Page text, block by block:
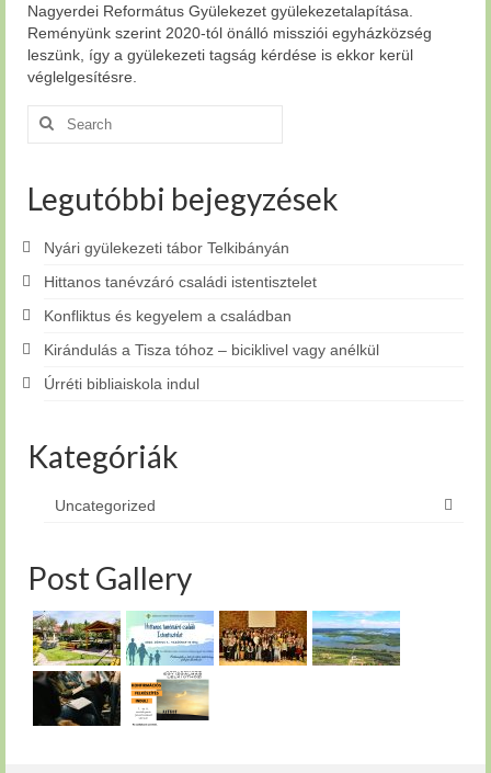
Nagyerdei Református Gyülekezet gyülekezetalapítása.
Reményünk szerint 2020-tól önálló missziói egyházközség
leszünk, így a gyülekezeti tagság kérdése is ekkor kerül
véglelgesítésre.
Search
for:
Legutóbbi bejegyzések
Nyári gyülekezeti tábor Telkibányán
Hittanos tanévzáró családi istentisztelet
Konfliktus és kegyelem a családban
Kirándulás a Tisza tóhoz – biciklivel vagy anélkül
Úrréti bibliaiskola indul
Kategóriák
Uncategorized
Post Gallery